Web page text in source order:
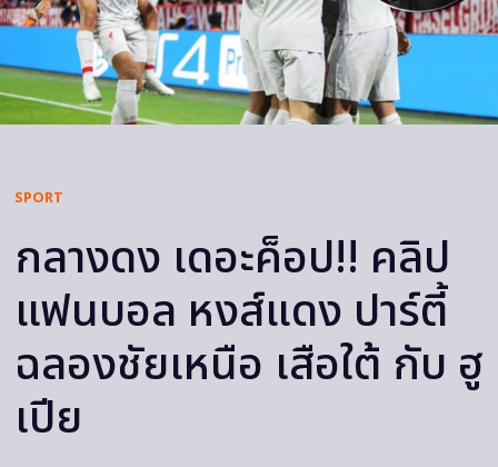
SPORT
กลางดง เดอะค็อป!! คลิป
แฟนบอล หงส์แดง ปาร์ตี้
ฉลองชัยเหนือ เสือใต้ กับ ฮู
เปีย